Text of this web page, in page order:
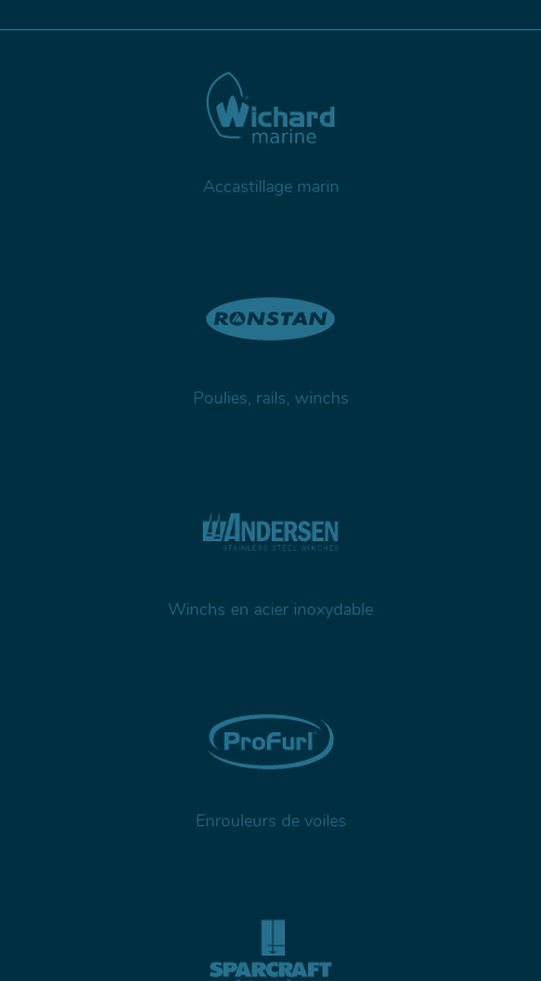
Accastillage marin
Poulies, rails, winchs
Winchs en acier inoxydable
Enrouleurs de voiles